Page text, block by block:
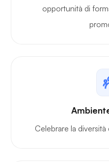
opportunità di
Celebrare la